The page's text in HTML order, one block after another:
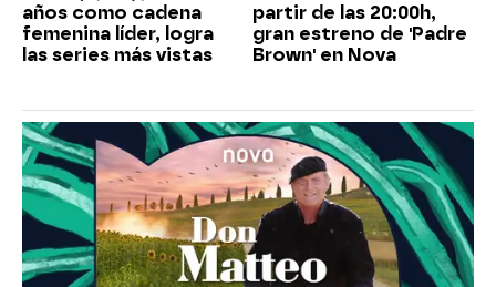
años como cadena
femenina líder, logra
las series más vistas
partir de las 20:00h,
gran estreno de 'Padre
Brown' en Nova